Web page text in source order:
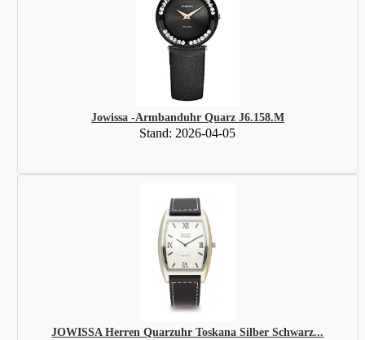
Jowissa -Armbanduhr Quarz J6.158.M
Stand: 2026-04-05
JOWISSA Herren Quarzuhr Toskana Silber Schwarz...